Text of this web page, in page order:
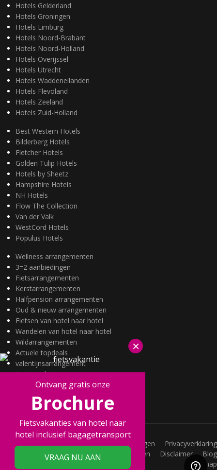
Hotels Gelderland
Hotels Groningen
Hotels Limburg
Hotels Noord-Brabant
Hotels Noord-Holland
Hotels Overijssel
Hotels Utrecht
Hotels Waddeneilanden
Hotels Flevoland
Hotels Zeeland
Hotels Zuid-Holland
Best Western Hotels
Bilderberg Hotels
Fletcher Hotels
Golden Tulip Hotels
Hotels by Sheetz
Hampshire Hotels
NH Hotels
Flow The Collection
Van der Valk
WestCord Hotels
Populus Hotels
Wellness arrangementen
3=2 aanbiedingen
Fietsarrangementen
Kerstarrangementen
Halfpension arrangementen
Oud & nieuw arrangementen
Fietsen van hotel naar hotel
Wandelen van hotel naar hotel
Wildarrangementen
Actuele topdeals
valentijnsarrangement
Kerstmarkten
Fietsvakanties
Wandelvakanties
Vacatures Veelgestelde vragen
Privacyverklaring
Joint Promotions
Acties Voorwaarden Disclaimer
Blog
Sitemap
×
Ontvang gratis onze
Brochure
Fietsvakanties van hotel naar
hotel inclusief bagagetransport
VRAAG NU AAN